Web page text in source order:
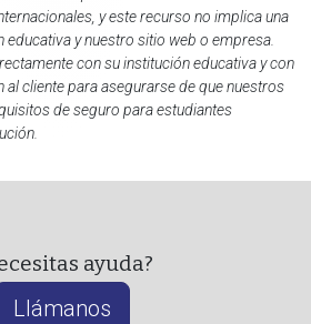
y este recurso no implica una
educativa y nuestro sitio web o empresa.
con su institución educativa y con
al cliente para asegurarse de que nuestros
de seguro para estudiantes
ayuda?
Llámanos